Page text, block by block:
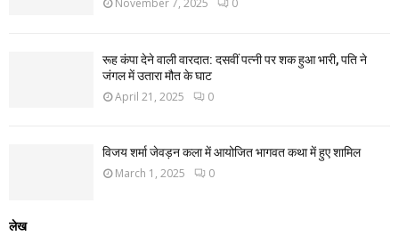
November 7, 2025 0
रूह कंपा देने वाली वारदात: दसवीं पत्नी पर शक हुआ भारी, पति ने
जंगल में उतारा मौत के घाट
April 21, 2025 0
विजय शर्मा जेवड़न कला में आयोजित भागवत कथा में हुए शामिल
March 1, 2025 0
लेख